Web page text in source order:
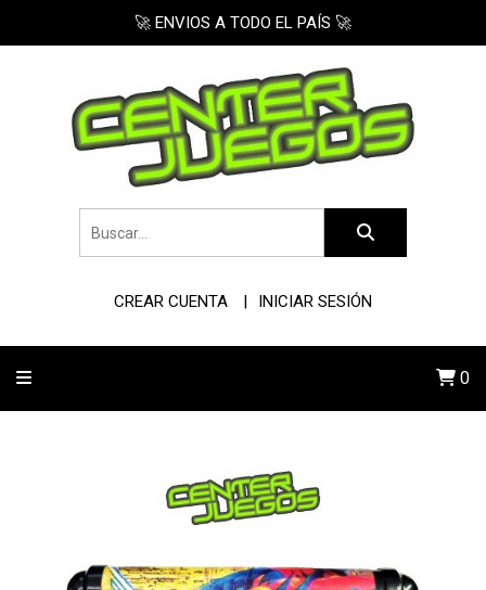
🚀 ENVIOS A TODO EL PAÍS 🚀
CREAR CUENTA INICIAR SESIÓN
0